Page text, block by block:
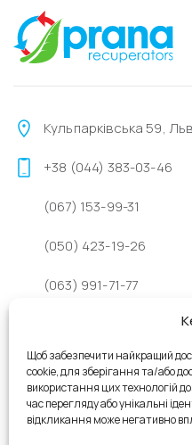
Щоб забезпечити найкращий
cookie, для зберігання та/або
використання цих технологій
час перегляду або унікальні
відкликання може негативно
Кульпарківська 59,
+38 (044) 383-03-46
(067) 153-99-31
(050) 423-19-26
(063) 991-71-77
+38 (096) 262-48-98
Пн - Пт: 9:00 - 18:00